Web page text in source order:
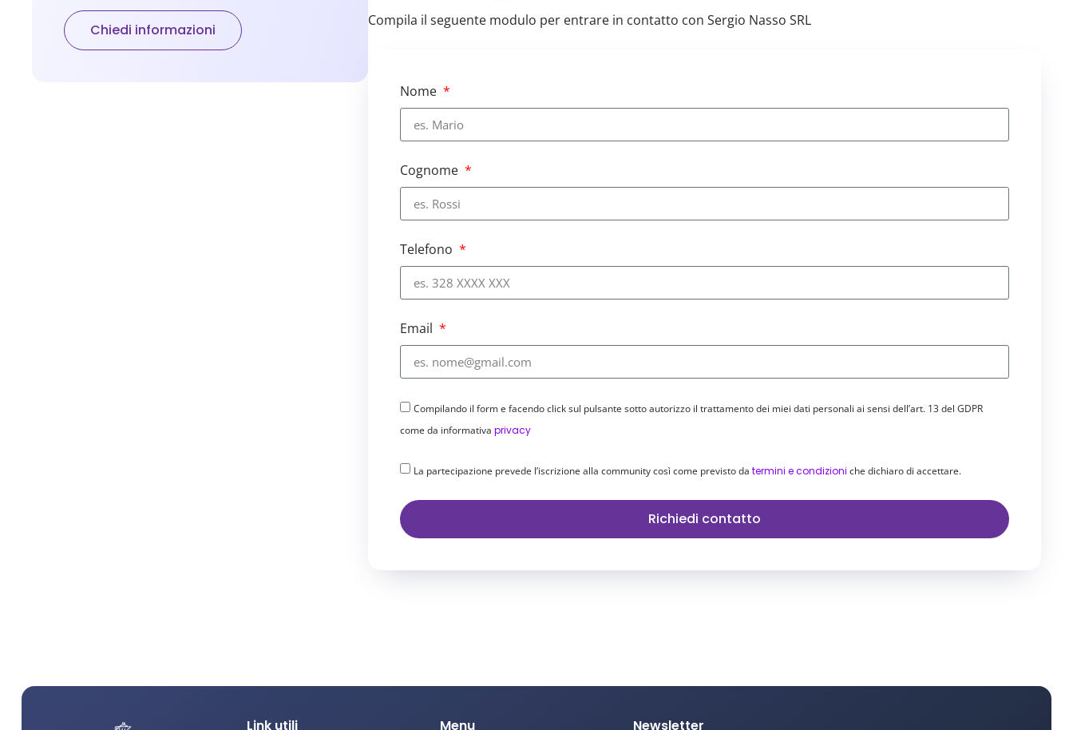
Chiedi informazioni
Compila il seguente modulo per entrare in contatto con Sergio Nasso SRL
Nome
Cognome
Telefono
Email
Compilando il form e facendo click sul pulsante sotto autorizzo il trattamento dei miei dati personali ai sensi dell’art. 13 del GDPR
come da informativaprivacy
La partecipazione prevede l’iscrizione alla community così come previsto datermini e condizioni che dichiaro di accettare.
Richiedi contatto
Link utili Menu Newsletter